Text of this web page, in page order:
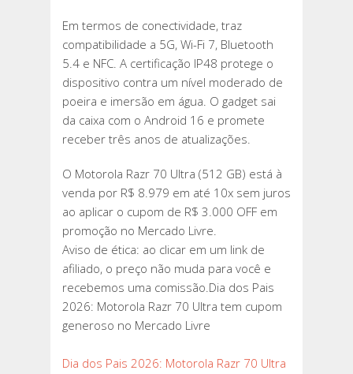
Em termos de conectividade, traz
compatibilidade a 5G, Wi-Fi 7, Bluetooth
5.4 e NFC. A certificação IP48 protege o
dispositivo contra um nível moderado de
poeira e imersão em água. O gadget sai
da caixa com o Android 16 e promete
receber três anos de atualizações.
O Motorola Razr 70 Ultra (512 GB) está à
venda por R$ 8.979 em até 10x sem juros
ao aplicar o cupom de R$ 3.000 OFF em
promoção no Mercado Livre.
Aviso de ética: ao clicar em um link de
afiliado, o preço não muda para você e
recebemos uma comissão.Dia dos Pais
2026: Motorola Razr 70 Ultra tem cupom
generoso no Mercado Livre
Dia dos Pais 2026: Motorola Razr 70 Ultra